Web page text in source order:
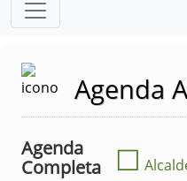
Agenda
Agenda
Completa
☐